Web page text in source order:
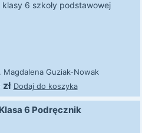
Magdalena Guziak-Nowak
zł Dodaj do koszyka
6 Podręcznik